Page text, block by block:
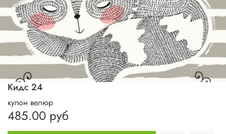
Кидс 24
купон велюр
485.00 руб